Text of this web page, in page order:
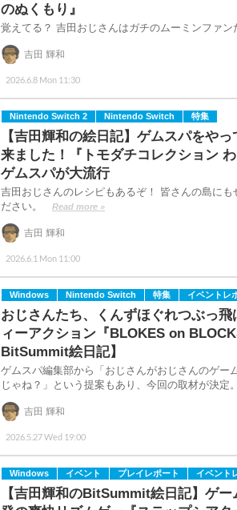
のぬくもり』
覚えてる？ 吉田おじさんはガチのムーミンファン
2026.6.8 Mon 11:30
吉田 輝和
Nintendo Switch 2 Nintendo Switch 特集
【吉田輝和の絵日記】ゲムスパをや
来ました！『トモダチコレクション
ゲムスパが大流行
吉田おじさんのレシピもあるぞ！ 皆さんの島にも
ださい。
Read more »
2026.6.1 Mon 11:00
吉田 輝和
Windows Nintendo Switch 特集 イベントレ
おじさんたち、くんずほぐれつぶっ
ィーアクション『BLOKES on
BitSummit絵日記】
ゲムスパ編集部から「おじさんがおじさんのゲー
じゃね？」という提案もあり、今回の取材が決定。
2026.5.27 Wed 19:00
吉田 輝和
Windows イベント プレイレポート イベント
【吉田輝和のBitSummit絵日記】ゲー